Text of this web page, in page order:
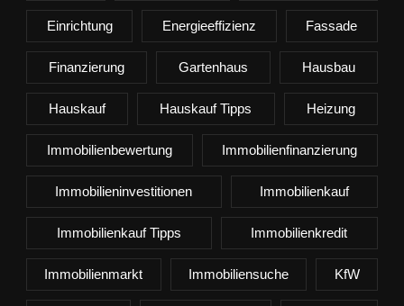
Einrichtung Energieeffizienz Fassade
Finanzierung Gartenhaus Hausbau
Hauskauf Hauskauf Tipps Heizung
Immobilienbewertung Immobilienfinanzierung
Immobilieninvestitionen Immobilienkauf
Immobilienkauf Tipps Immobilienkredit
Immobilienmarkt Immobiliensuche KfW